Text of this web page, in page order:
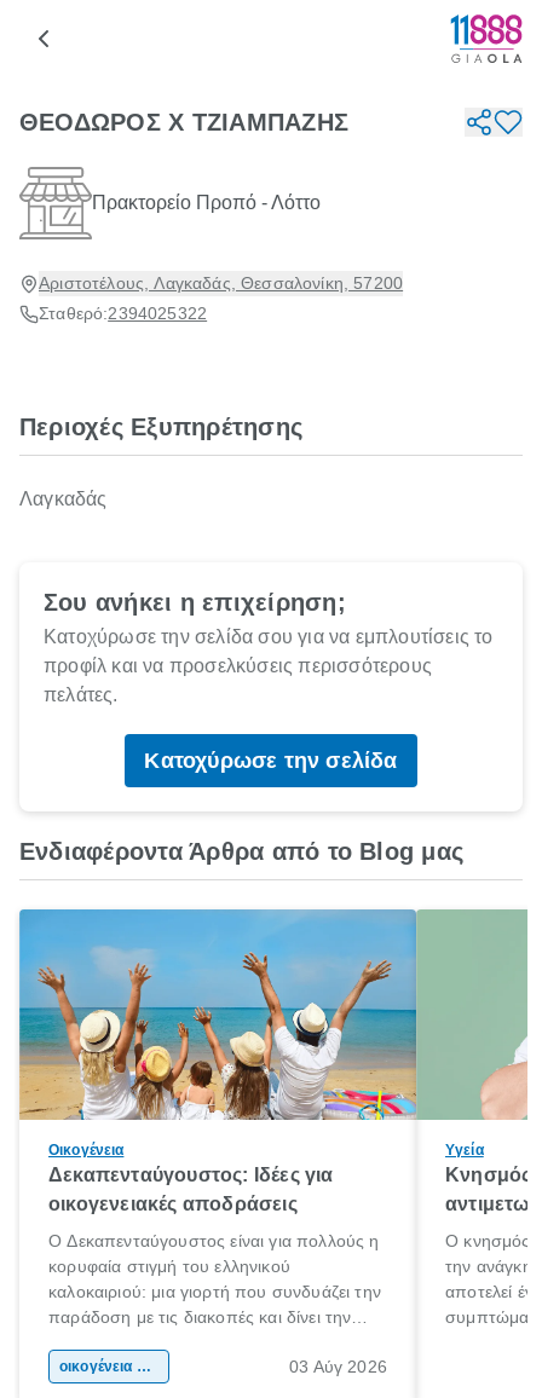
ΘΕΟΔΩΡΟΣ Χ ΤΖΙΑΜΠΑΖΗΣ
Πρακτορείο Προπό - Λόττο
Αριστοτέλους, Λαγκαδάς, Θεσσαλονίκη, 57200
Σταθερό:2394025322
Περιοχές Εξυπηρέτησης
Λαγκαδάς
Σου ανήκει η επιχείρηση;
Κατοχύρωσε την σελίδα σου για να εμπλουτίσεις το
προφίλ και να προσελκύσεις περισσότερους
πελάτες.
Κατοχύρωσε την σελίδα
Ενδιαφέροντα Άρθρα από το Blog μας
Οικογένεια
Δεκαπενταύγουστος: Ιδέες για
οικογενειακές αποδράσεις
Ο Δεκαπενταύγουστος είναι για πολλούς η
κορυφαία στιγμή του ελληνικού
καλοκαιριού: μια γιορτή που συνδυάζει την
παράδοση με τις διακοπές και δίνει την
χώρας. Είτε πρόκειται για λίγες μέρες
οικογένεια & παιδί 03 Αύγ 2026
Υγεία
Κνησμός:
Ο κνησμός
την ανάγκη
αποτελεί